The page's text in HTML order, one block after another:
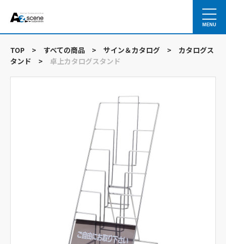
MENU
TOP > すべての商品 > サイン＆カタログ >
カタログス
タンド
> 卓上カタログスタンド